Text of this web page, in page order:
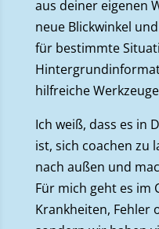
aus deiner eigenen
neue Blickwinkel
für bestimmte
hilfreiche
Ich weiß, dass es in
ist, sich coachen zu
nach außen und
Für mich geht es im
Krankheiten, Fehler